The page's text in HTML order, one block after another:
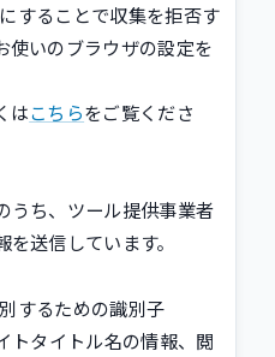
することで収集を拒否す
使いのブラウザの設定を
はこちらをご覧くださ
うち、ツール提供事業者
送信しています。
するための識別子
トタイトル名の情報、閲